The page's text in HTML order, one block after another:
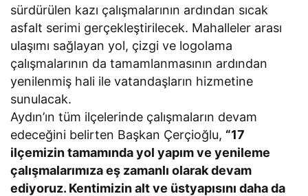
sürdürülen kazı çalışmalarının ardından sıcak
asfalt serimi gerçekleştirilecek. Mahalleler arası
ulaşımı sağlayan yol, çizgi ve logolama
çalışmalarının da tamamlanmasının ardından
yenilenmiş hali ile vatandaşların hizmetine
sunulacak.
Aydın’ın tüm ilçelerinde çalışmaların devam
edeceğini belirten Başkan Çerçioğlu, “17
ilçemizin tamamında yol yapım ve yenileme
çalışmalarımıza eş zamanlı olarak devam
ediyoruz. Kentimizin alt ve üstyapısını daha da